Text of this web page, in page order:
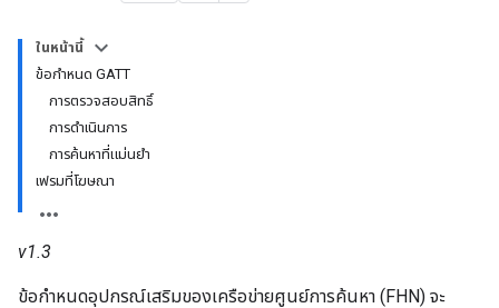
ในหน้านี้
ข้อกำหนด GATT
การตรวจสอบสิทธิ์
การดำเนินการ
การค้นหาที่แม่นยำ
เฟรมที่โฆษณา
v1.3
ข้อกำหนดอุปกรณ์เสริมของเครือข่ายศูนย์การค้นหา (FHN) จะ